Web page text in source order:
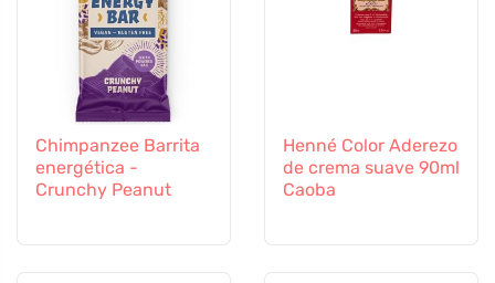
Chimpanzee Barrita
energética -
Crunchy Peanut
Henné Color Aderezo
de crema suave 90ml
Caoba